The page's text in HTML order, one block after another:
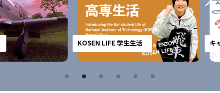
KOSEN LIFE 学生生活 キャンパス